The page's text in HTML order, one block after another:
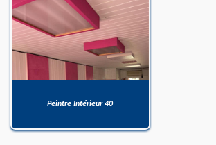
Peintre Intérieur 40